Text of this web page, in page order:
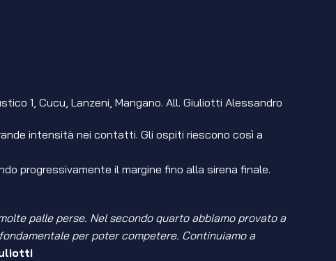
1, Cucu, Lanzeni, Mangano. All. Giuliotti Alessandro
intensità nei contatti. Gli ospiti riescono così a
progressivamente il margine fino alla sirena finale.
palle perse. Nel secondo quarto abbiamo provato a
per poter competere. Continuiamo a